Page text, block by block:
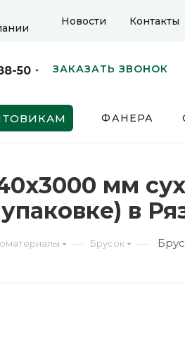
Новости Контакты
50 ЗАКАЗАТЬ ЗВОНОК
ФАНЕРА
мм
в
— Брусок —